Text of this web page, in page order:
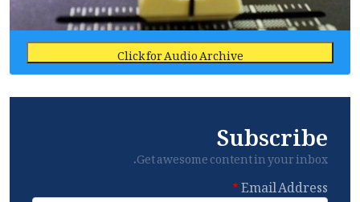
Click for Audio Archive
Subscribe
Get awesome content in your inbox.
Email Address